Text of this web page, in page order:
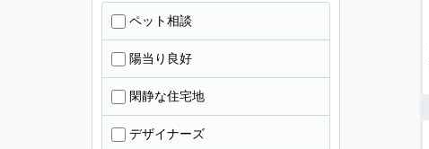
ペット相談
陽当り良好
閑静な住宅地
デザイナーズ